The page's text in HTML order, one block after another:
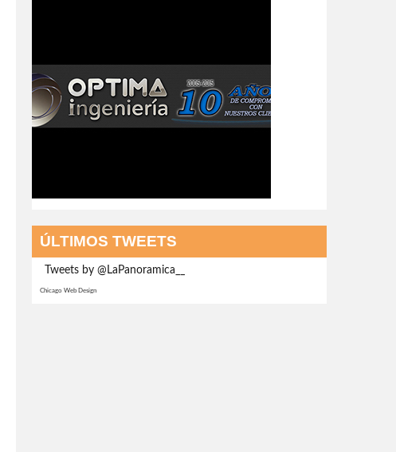
ÚLTIMOS TWEETS
Tweets by @LaPanoramica__
Chicago Web Design